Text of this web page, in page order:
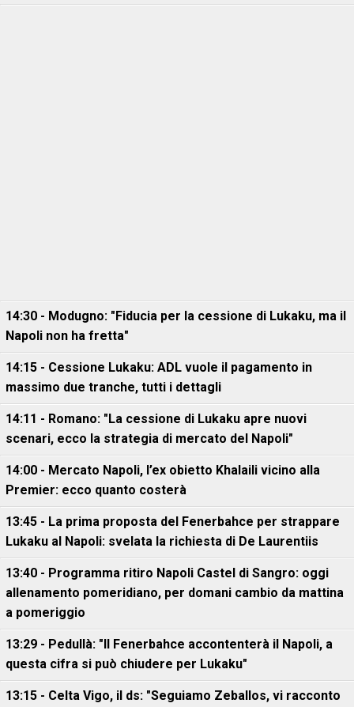
14:30 - Modugno: "Fiducia per la cessione di Lukaku, ma il
Napoli non ha fretta"
14:15 - Cessione Lukaku: ADL vuole il pagamento in
massimo due tranche, tutti i dettagli
14:11 - Romano: "La cessione di Lukaku apre nuovi
scenari, ecco la strategia di mercato del Napoli"
14:00 - Mercato Napoli, l’ex obietto Khalaili vicino alla
Premier: ecco quanto costerà
13:45 - La prima proposta del Fenerbahce per strappare
Lukaku al Napoli: svelata la richiesta di De Laurentiis
13:40 - Programma ritiro Napoli Castel di Sangro: oggi
allenamento pomeridiano, per domani cambio da mattina
a pomeriggio
13:29 - Pedullà: "Il Fenerbahce accontenterà il Napoli, a
questa cifra si può chiudere per Lukaku"
13:15 - Celta Vigo, il ds: "Seguiamo Zeballos, vi racconto